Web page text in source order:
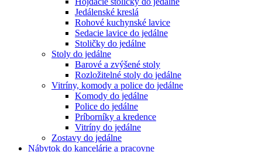
Jedálenské kreslá
Rohové kuchynské lavice
Sedacie lavice do jedálne
Stoličky do jedálne
Stoly do jedálne
Barové a zvýšené stoly
Rozložitelné stoly do jedálne
Vitríny, komody a police do jedálne
Komody do jedálne
Police do jedálne
Príborníky a kredence
Vitríny do jedálne
Zostavy do jedálne
Nábytok do kancelárie a pracovne